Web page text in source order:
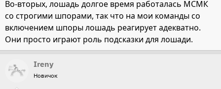
Во-вторых, лошадь долгое время работалась МСМК
со строгими шпорами, так что на мои команды со
включением шпоры лошадь реагирует адекватно.
Они просто играют роль подсказки для лошади.
Ireny
Новичок